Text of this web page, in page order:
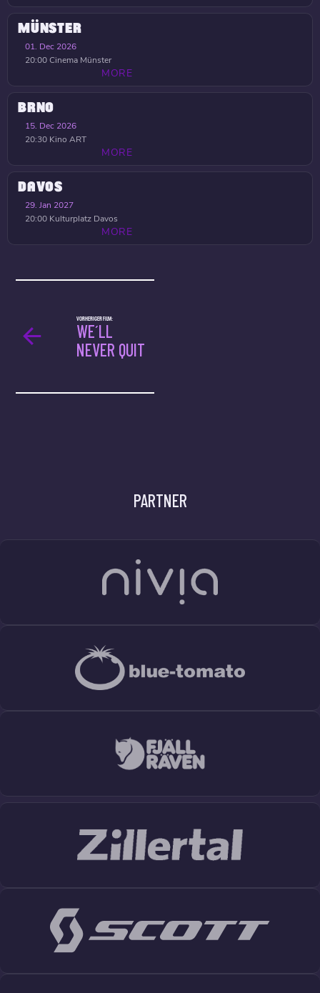
MÜNSTER
01. Dec 2026
20:00Cinema Münster
MORE
BRNO
15. Dec 2026
20:30 Kino ART
MORE
DAVOS
29. Jan 2027
20:00 Kulturplatz Davos
MORE
VORHERIGER FILM:
WE´LL
NEVER QUIT
PARTNER